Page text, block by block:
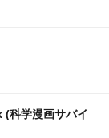
(科学漫画サバイ